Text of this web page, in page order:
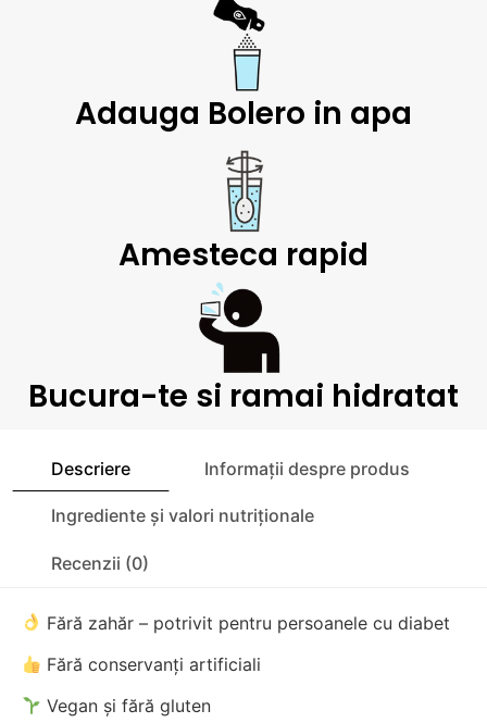
Adauga Bolero in apa
Amesteca rapid
Bucura-te si ramai hidratat
Descriere Informații despre produs
Ingrediente și valori nutriționale
Recenzii (0)
Fără zahăr – potrivit pentru persoanele cu diabet
Fără conservanți artificiali
Vegan și fără gluten